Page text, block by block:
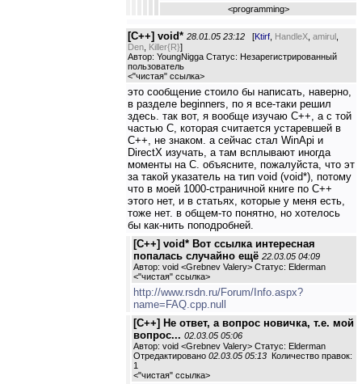
<programming>
[C++] void* 28.01.05 23:12 [Ktirf HandleX amirul
Den Killer{R}]
Автор: YoungNigga Статус: Незарегистрированный
пользователь
<"чистая" ссылка>
это сообщение стоило бы написать, наверно,
в разделе beginners, по я все-таки решил
здесь. так вот, я вообще изучаю С++, а с той
частью С, которая считается устаревшей в
С++, не знаком. а сейчас стал WinApi и
DirectX изучать, а там всплывают иногда
моменты на С. объясните, пожалуйста, что эт
за такой указатель на тип void (void*), потому
что в моей 1000-страничной книге по С++
этого нет, и в статьях, которые у меня есть,
тоже нет. в общем-то понятно, но хотелось
бы как-нить поподробней.
[C++] void* Вот ссылка интересная
попалась случайно ещё 22.03.05 04:09
Автор: void <Grebnev Valery> Статус: Elderman
<"чистая" ссылка>
http://www.rsdn.ru/Forum/Info.aspx?
name=FAQ.cpp.null
[C++] Не ответ, а вопрос новичка, т.е. мой
вопрос... 02.03.05 05:06
Автор: void <Grebnev Valery> Статус: Elderman
Отредактировано 02.03.05 05:13 Количество правок:
1
<"чистая" ссылка>